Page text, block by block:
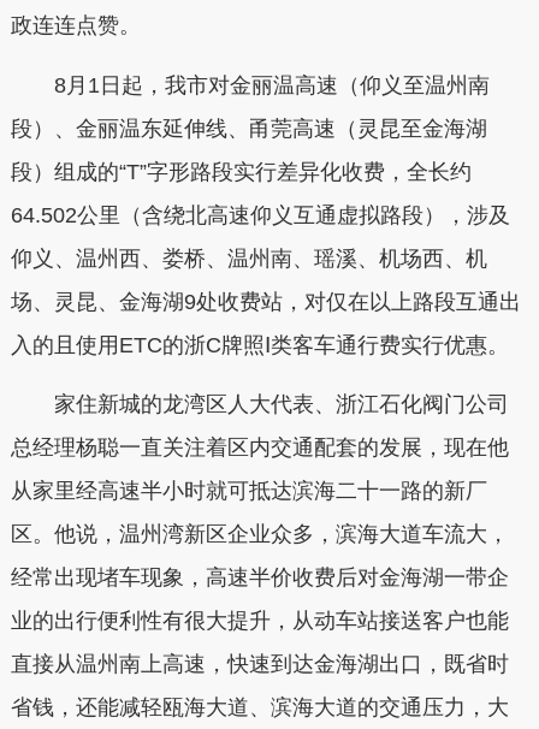
政连连点赞。
8月1日起，我市对金丽温高速（仰义至温州南
段）、金丽温东延伸线、甬莞高速（灵昆至金海湖
段）组成的“T”字形路段实行差异化收费，全长约
64.502公里（含绕北高速仰义互通虚拟路段），涉及
仰义、温州西、娄桥、温州南、瑶溪、机场西、机
场、灵昆、金海湖9处收费站，对仅在以上路段互通出
入的且使用ETC的浙C牌照Ⅰ类客车通行费实行优惠。
家住新城的龙湾区人大代表、浙江石化阀门公司
总经理杨聪一直关注着区内交通配套的发展，现在他
从家里经高速半小时就可抵达滨海二十一路的新厂
区。他说，温州湾新区企业众多，滨海大道车流大，
经常出现堵车现象，高速半价收费后对金海湖一带企
业的出行便利性有很大提升，从动车站接送客户也能
直接从温州南上高速，快速到达金海湖出口，既省时
省钱，还能减轻瓯海大道、滨海大道的交通压力，大